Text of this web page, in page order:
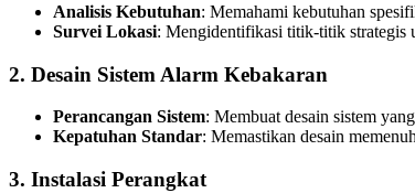
Analisis Kebutuhan: Memahami kebutuhan
Survei Lokasi: Mengidentifikasi titik-titik strategis
2. Desain Sistem Alarm Kebakaran
Perancangan Sistem: Membuat desain sistem
Kepatuhan Standar: Memastikan desain
3. Instalasi Perangkat